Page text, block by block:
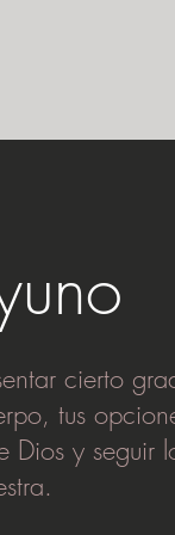
cierto
tus
Dios y seguir